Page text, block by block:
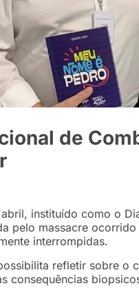
de
instituído como o
pelo massacre ocorrido
interrompidas.
refletir sobre o
consequências